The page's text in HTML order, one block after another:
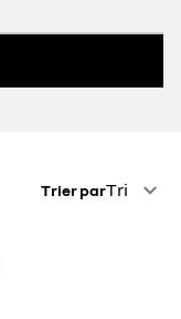
Trier parTri